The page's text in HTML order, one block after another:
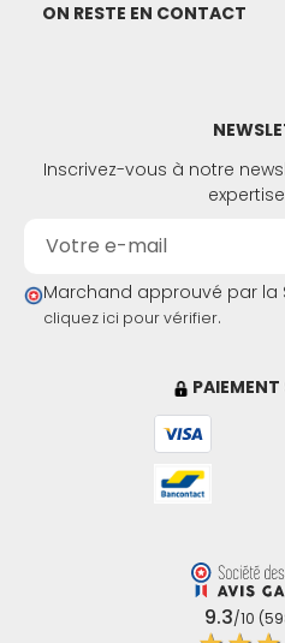
ON RESTE EN CONTACT
PAIEMENT
9.3/10
Inscrivez-vous à notre
Marchand approuvé par la
cliquez ici pour vérifier.